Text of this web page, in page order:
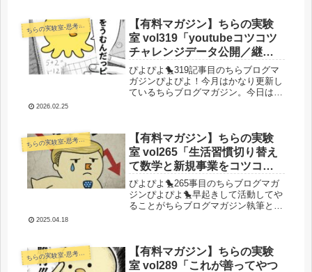
「なんやそんなん当たり前やないか
('...
ちらの実験室-思考・失敗談・リアルタイム実況等を発信します-
【有料マガジン】ちらの実験
室 vol319「youtubeコツコツ
チャレンジデータ公開／継続
の秘訣／最近の子育てオワコ
ンと人生」
ぴよぴよ🐤319記事目のちらブログマ
ガジンぴよぴよ！今月はかなり更新し
ているちらブログマガジン。今日は深
で、その辺のデータもちゃんと公開
し...
2026.02.25
ちらの実験室-思考・失敗談・リアルタイム実況等を発信します-
【有料マガジン】ちらの実験
室 vol265「生活習慣切り替え
て数学と新規事業をコツコツ
と／SEOどんな感じこんな感
じ報告」
ぴよぴよ🐤265事目のちらブログマガ
ジンぴよぴよ🐤早起きして活動してや
ることがちらブログマガジン執筆とい
かくなってきたし日も伸びてきたの
で...
2025.04.18
ちらの実験室-思考・失敗談・リアルタイム実況等を発信します-
【有料マガジン】ちらの実験
室 vol289「これが善ってやつ